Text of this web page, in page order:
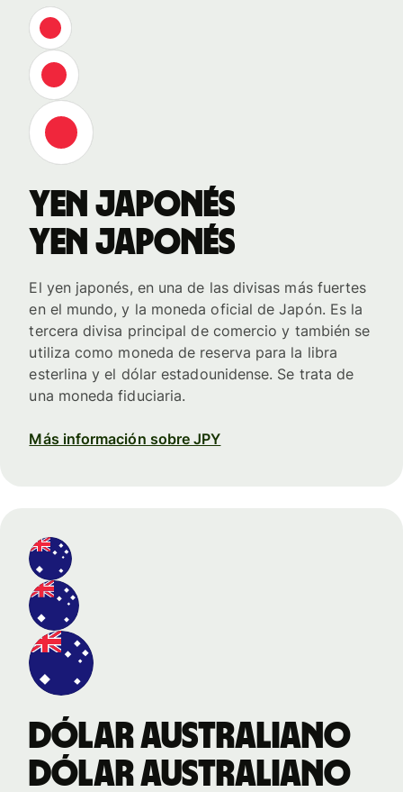
yen japonés
yen japonés
El yen japonés, en una de las divisas más fuertes
en el mundo, y la moneda oficial de Japón. Es la
tercera divisa principal de comercio y también se
utiliza como moneda de reserva para la libra
esterlina y el dólar estadounidense. Se trata de
una moneda fiduciaria.
Más información sobre JPY
dólar australiano
dólar australiano